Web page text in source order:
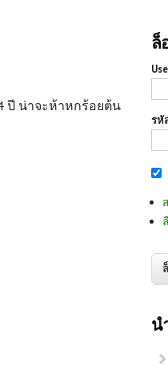
ปี น่าจะห้าหกร้อยต้น
ล็
รหั
น